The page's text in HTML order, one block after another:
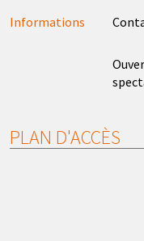
Informations
PLAN D'ACCÈS